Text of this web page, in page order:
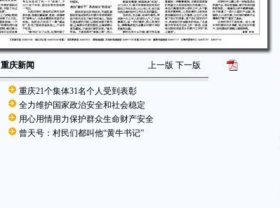
重庆新闻 上一版 下一版
重庆21个集体31名个人受到表彰
全力维护国家政治安全和社会稳定
用心用情用力保护群众生命财产安全
曾天号：村民们都叫他“黄牛书记”